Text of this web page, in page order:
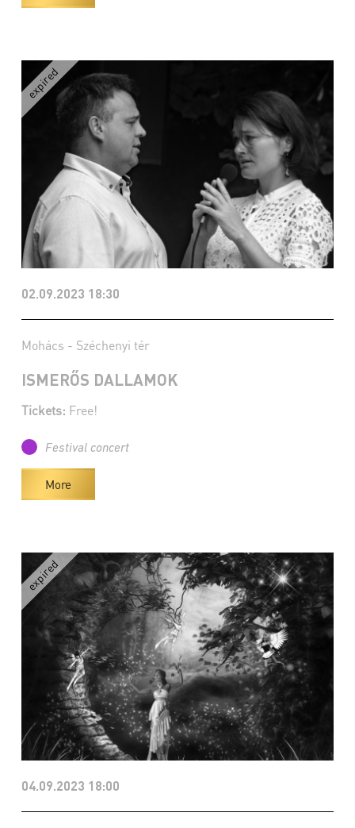
02.09.2023 18:30
Mohács - Széchenyi tér
ISMERŐS DALLAMOK
Tickets: Free!
Festival concert
More
04.09.2023 18:00